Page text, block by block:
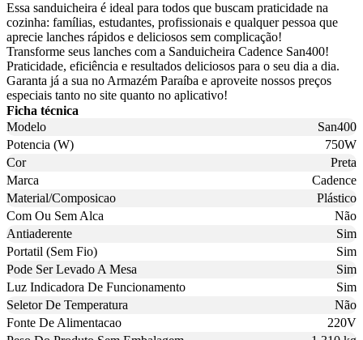
Essa sanduicheira é ideal para todos que buscam praticidade na
cozinha: famílias, estudantes, profissionais e qualquer pessoa que
aprecie lanches rápidos e deliciosos sem complicação!
Transforme seus lanches com a Sanduicheira Cadence San400!
Praticidade, eficiência e resultados deliciosos para o seu dia a dia.
Garanta já a sua no Armazém Paraíba e aproveite nossos preços
especiais tanto no site quanto no aplicativo!
Ficha técnica
Modelo
San400
Potencia (W)
750W
Cor
Preta
Marca
Cadence
Material/Composicao
Plástico
Com Ou Sem Alca
Não
Antiaderente
Sim
Portatil (Sem Fio)
Sim
Pode Ser Levado A Mesa
Sim
Luz Indicadora De Funcionamento
Sim
Seletor De Temperatura
Não
Fonte De Alimentacao
220V